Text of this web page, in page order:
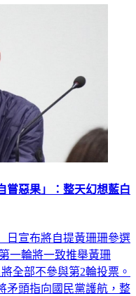
嘗惡果」：整天幻想藍白
日宣布將自提黃珊珊參選
一輪將一致推舉黃珊
全部不參與第2輪投票。
矛頭指向國民黨護航，整